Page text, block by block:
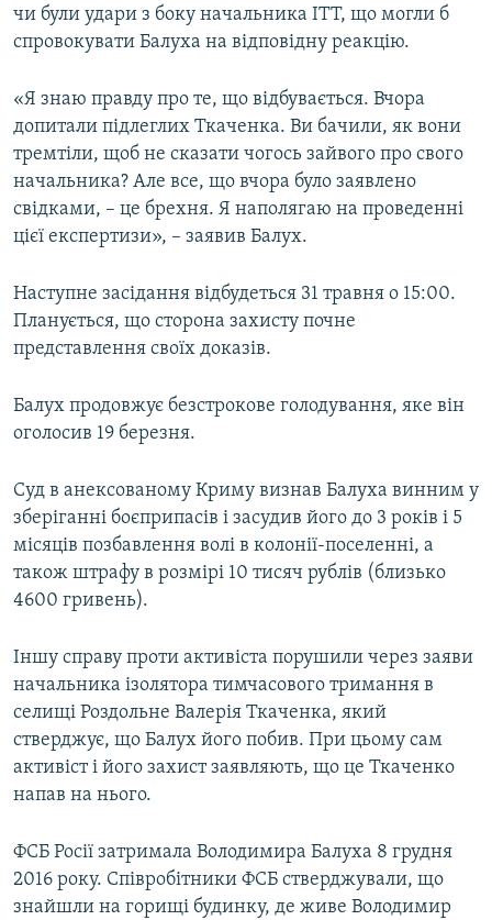
чи були удари з боку начальника ІТТ, що могли б
спровокувати Балуха на відповідну реакцію.
«Я знаю правду про те, що відбувається. Вчора
допитали підлеглих Ткаченка. Ви бачили, як вони
тремтіли, щоб не сказати чогось зайвого про свого
начальника? Але все, що вчора було заявлено
свідками, – це брехня. Я наполягаю на проведенні
цієї експертизи», – заявив Балух.
Наступне засідання відбудеться 31 травня о 15:00.
Планується, що сторона захисту почне
представлення своїх доказів.
Балух продовжує безстрокове голодування, яке він
оголосив 19 березня.
Суд в анексованому Криму визнав Балуха винним у
зберіганні боєприпасів і засудив його до 3 років і 5
місяців позбавлення волі в колонії-поселенні, а
також штрафу в розмірі 10 тисяч рублів (близько
4600 гривень).
Іншу справу проти активіста порушили через заяви
начальника ізолятора тимчасового тримання в
селищі Роздольне Валерія Ткаченка, який
стверджує, що Балух його побив. При цьому сам
активіст і його захист заявляють, що це Ткаченко
напав на нього.
ФСБ Росії затримала Володимира Балуха 8 грудня
2016 року. Співробітники ФСБ стверджували, що
знайшли на горищі будинку, де живе Володимир